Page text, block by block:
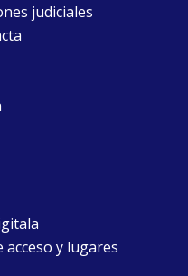
judiciales
y lugares